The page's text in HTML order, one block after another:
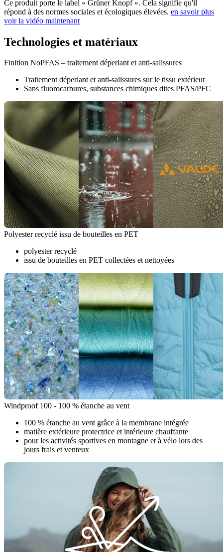
Ce produit porte le label « Grüner Knopf ». Cela signifie qu'il
répond à des normes sociales et écologiques élevées. en savoir plus
voir la vidéo maintenant
Technologies et matériaux
Finition NoPFAS – traitement déperlant et anti-salissures
Traitement déperlant et anti-salissures sur le tissu extérieur
Sans fluorocarbures, substances chimiques dites PFAS/PFC
Polyester recyclé issu de bouteilles en PET
polyester recyclé
issu de bouteilles en PET collectées et nettoyées
Windproof 100 - 100 % étanche au vent
100 % étanche au vent grâce à la membrane intégrée
matière extérieure protectrice et intérieure chauffante
pour les activités sportives en montagne et à vélo lors des
jours frais et venteux